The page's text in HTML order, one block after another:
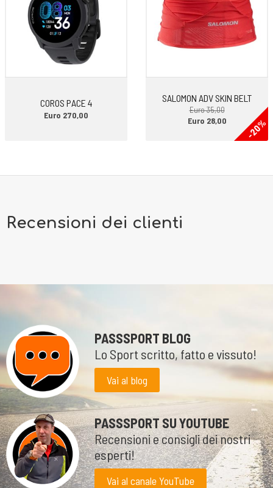
che si apprezza fin da subito è il comfort di calzata e la facilità di
corsa. L’effetto ammortizzato si percepisce fin dal primo passo.
COROS PACE 4
Euro 270,00
SALOMON ADV SKIN BELT
Euro 35,00
-20%
Euro 28,00
Recensioni dei clienti
PASSSPORT BLOG
Lo Sport scritto, fatto e vissuto!
Vai al blog
PASSSPORT SU YOUTUBE
Recensioni e consigli dei nostri
esperti!
Vai al canale YouTube